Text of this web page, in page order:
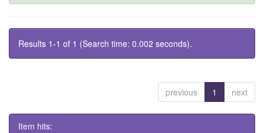
Results 1-1 of 1 (Search time: 0.002 seconds).
previous 1 next
Item hits: